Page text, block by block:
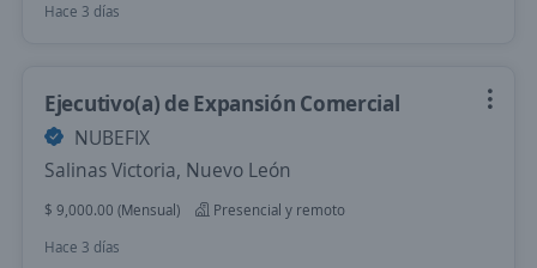
Hace 3 días
Ejecutivo(a) de Expansión Comercial
NUBEFIX
Salinas Victoria, Nuevo León
$ 9,000.00 (Mensual)
Presencial y remoto
Hace 3 días